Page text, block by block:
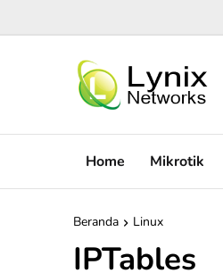
Home Mikrotik
Beranda Linux
IPTables